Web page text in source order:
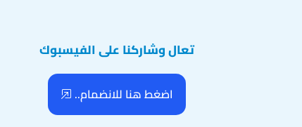
تعال وشاركنا على الفيسبوك
اضغط هنا للانضمام..